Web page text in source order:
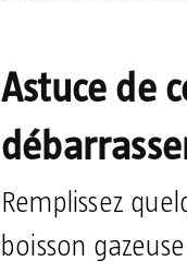
Astuce de
Remplissez
boisson